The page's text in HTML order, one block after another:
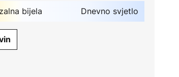
bijela Dnevno svjetlo